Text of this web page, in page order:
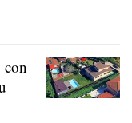
con